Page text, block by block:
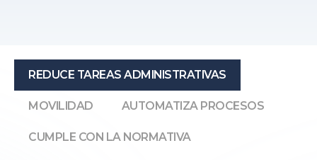
REDUCE TAREAS ADMINISTRATIVAS
MOVILIDAD AUTOMATIZA PROCESOS
CUMPLE CON LA NORMATIVA